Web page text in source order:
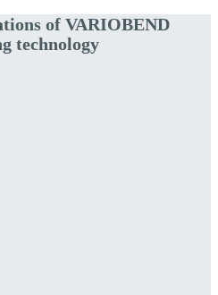
of VARIOBEND
technology